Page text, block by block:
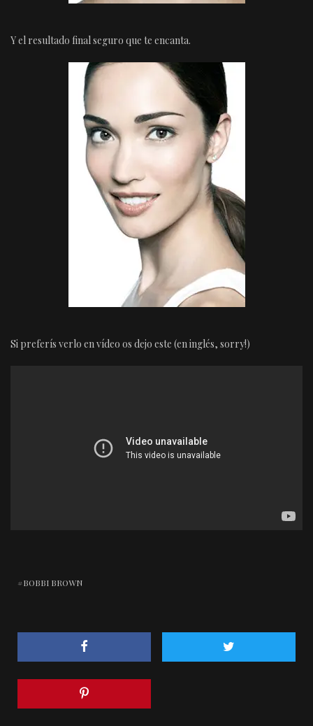
Y el resultado final seguro que te encanta.
Si preferís verlo en vídeo os dejo este (en inglés, sorry!)
BOBBI BROWN